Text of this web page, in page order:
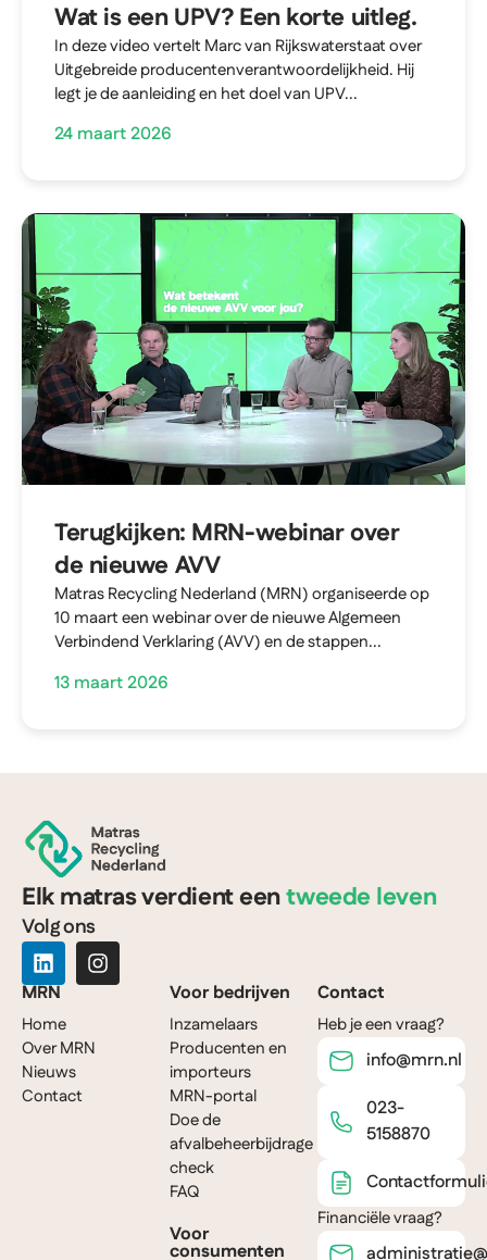
Wat is een UPV? Een korte uitleg.
In deze video vertelt Marc van Rijkswaterstaat over
Uitgebreide producentenverantwoordelijkheid. Hij
legt je de aanleiding en het doel van UPV...
24 maart 2026
Terugkijken: MRN-webinar over
de nieuwe AVV
Matras Recycling Nederland (MRN) organiseerde op
10 maart een webinar over de nieuwe Algemeen
Verbindend Verklaring (AVV) en de stappen...
13 maart 2026
Elk matras verdient eentweede leven
Volg ons
MRN
Home
Over MRN
Nieuws
Contact
Voor bedrijven
Inzamelaars
Producenten en
importeurs
MRN-portal
Doe de
afvalbeheerbijdrage
check
FAQ
Voor
consumenten
Contact
Heb je een vraag?
info@mrn.nl
023-
5158870
Financiële vraag?